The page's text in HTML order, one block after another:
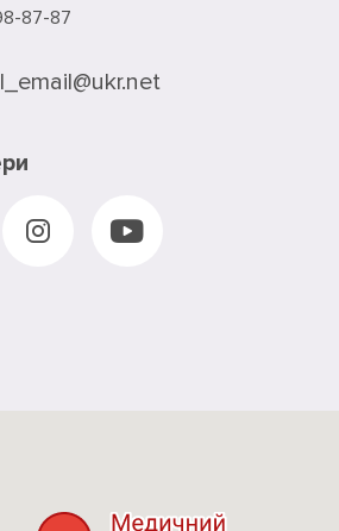
87-87